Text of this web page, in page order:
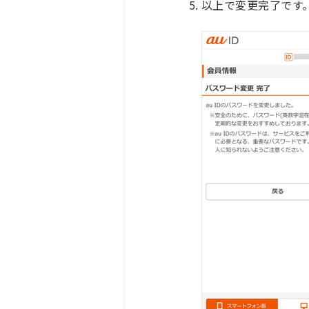
以上で変更完了です